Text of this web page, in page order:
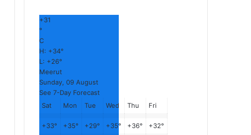
+31
°
C
H: +34°
L: +26°
Meerut
Sunday, 09 August
See 7-Day Forecast
Sat
Mon Tue Wed Thu Fri
+33° +35° +29° +35° +36° +32°